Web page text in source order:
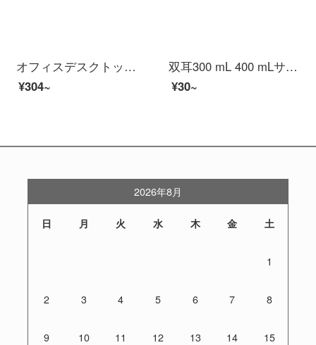
オフィスデスクトップ収納ボックスプラスチック多層小型引き出し式収納ケース透明多層化粧品収納ボックス白ステント+透明黒引き出し中号3階
¥304~
双耳300 mL 400 mLサンプルケース食品サンプルケースレストランホテル単位学校幼稚園厨房食堂食品サンプル箱プラスチック小間食収納ケース1世代400 mL単箱透明版-20枚のラベルを送ります。
¥30~
2026年8月
日 月 火 水 木 金 土
1
2 3 4 5 6 7 8
9 10 11 12 13 14 15